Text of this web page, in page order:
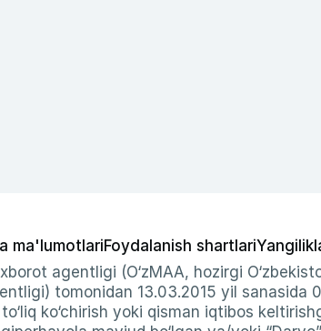
ma'lumotlariFoydalanish shartlari
agentligi (O‘zMAA, hozirgi
tomonidan 13.03.2015 yil
ko‘chirish yoki qisman iqtibos